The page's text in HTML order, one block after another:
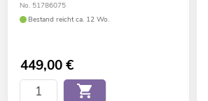
No. 51786075
Bestand reicht ca. 12 Wo.
449,00€